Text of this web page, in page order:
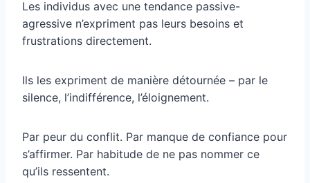
Les individus avec une tendance passive-
agressive n’expriment pas leurs besoins et
frustrations directement.
Ils les expriment de manière détournée – par le
silence, l’indifférence, l’éloignement.
Par peur du conflit. Par manque de confiance pour
s’affirmer. Par habitude de ne pas nommer ce
qu’ils ressentent.